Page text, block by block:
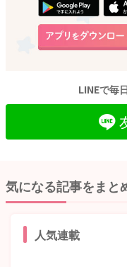
LINEで毎
気になる記事をまと
人気連載